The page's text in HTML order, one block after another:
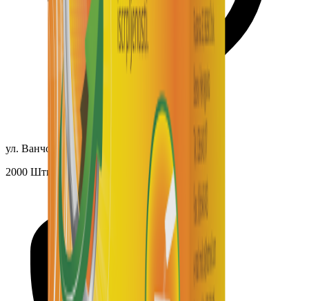
ул. Ванчо Прке, 52Б
2000 Штип, Македонија